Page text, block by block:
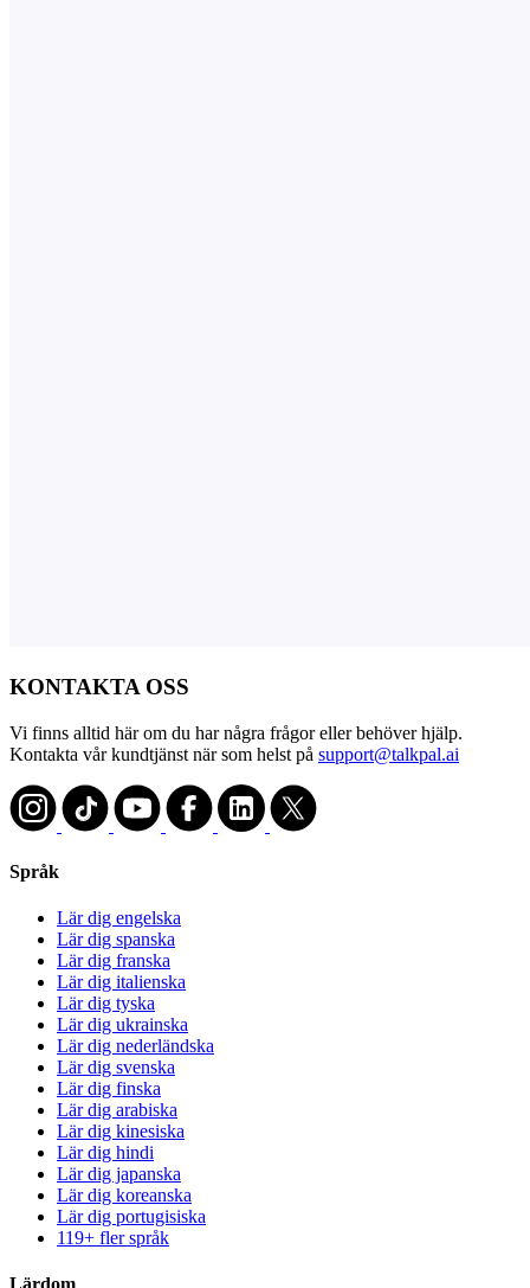
KONTAKTA OSS
Vi finns alltid här om du har några frågor eller behöver hjälp.
Kontakta vår kundtjänst när som helst på support@talkpal.ai
Språk
Lär dig engelska
Lär dig spanska
Lär dig franska
Lär dig italienska
Lär dig tyska
Lär dig ukrainska
Lär dig nederländska
Lär dig svenska
Lär dig finska
Lär dig arabiska
Lär dig kinesiska
Lär dig hindi
Lär dig japanska
Lär dig koreanska
Lär dig portugisiska
119+ fler språk